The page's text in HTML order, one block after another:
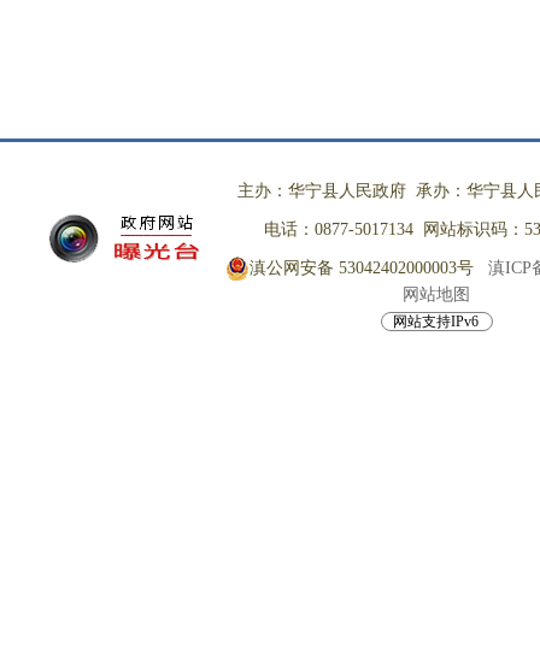
主办：华宁县人民政府 承办：华宁县人
电话：0877-5017134 网站标识码：
滇公网安备 53042402000003号
滇ICP
网站地图
网站支持IPv6